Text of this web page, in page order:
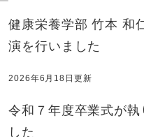
健康栄養学部 竹本 和
演を行いました
2026年6月18日更新
令和７年度卒業式が執
した